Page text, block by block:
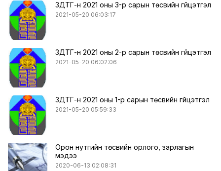
ЗДТГ-н 2021 оны 3-р сарын төсвийн гүйцэтгэл
2021-05-20 06:03:17
ЗДТГ-н 2021 оны 2-р сарын төсвийн гүйцэтгэл
2021-05-20 06:02:06
ЗДТГ-н 2021 оны 1-р сарын төсвийн гүйцэтгэл
2021-05-20 05:59:33
Орон нутгийн төсвийн орлого, зарлагын
мэдээ
2020-06-13 02:08:31